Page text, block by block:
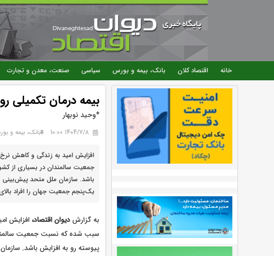
خانه اقتصاد کلان بانک، بیمه و بورس سیاسی صنعت، معدن و تجارت
بیمه درمان تکمیلی
*وحید نوبهار
۱۴۰۴/۷/۸ 10:00 بانک، بیمه و
افزایش امید به زندگی و کاهش
جمعیت سالمندان در بسیاری از
یک‌پنجم جمعیت جهان را افراد بالای ۶۰ سال تشکیل
به گزارشدیوان اقتصاد، افزایش
سبب شده که نسبت جمعیت